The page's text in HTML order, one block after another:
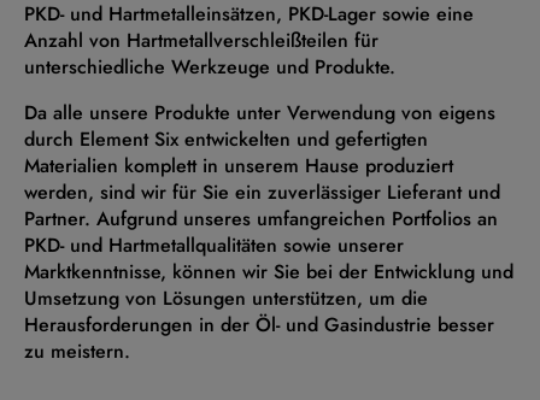
PKD- und Hartmetalleinsätzen, PKD-Lager sowie eine
Anzahl von Hartmetallverschleißteilen für
unterschiedliche Werkzeuge und Produkte.
Da alle unsere Produkte unter Verwendung von eigens
durch Element Six entwickelten und gefertigten
Materialien komplett in unserem Hause produziert
werden, sind wir für Sie ein zuverlässiger Lieferant und
Partner. Aufgrund unseres umfangreichen Portfolios an
PKD- und Hartmetallqualitäten sowie unserer
Marktkenntnisse, können wir Sie bei der Entwicklung und
Umsetzung von Lösungen unterstützen, um die
Herausforderungen in der Öl- und Gasindustrie besser
zu meistern.